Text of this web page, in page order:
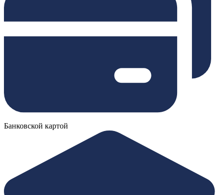
Банковской картой